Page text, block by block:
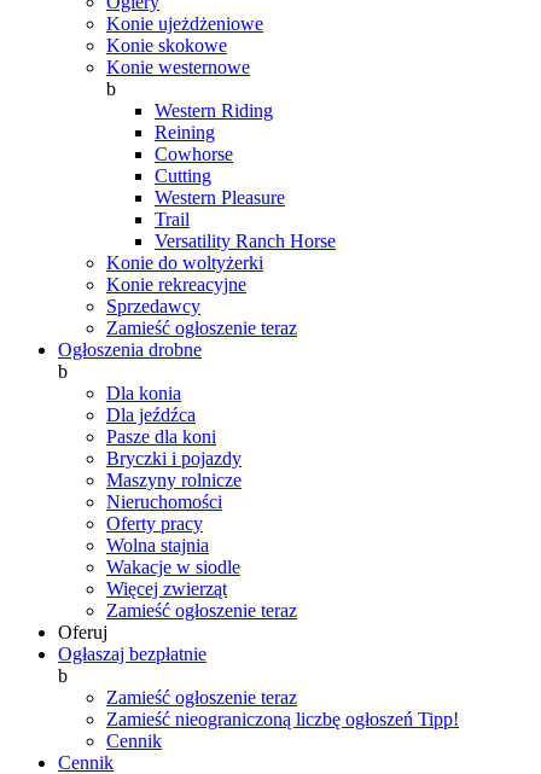
Konie ujeżdżeniowe
Konie skokowe
Konie westernowe
b
Western Riding
Reining
Cowhorse
Cutting
Western Pleasure
Trail
Versatility Ranch Horse
Konie do woltyżerki
Konie rekreacyjne
Sprzedawcy
Zamieść ogłoszenie teraz
Ogłoszenia drobne
b
Dla konia
Dla jeźdźca
Pasze dla koni
Bryczki i pojazdy
Maszyny rolnicze
Nieruchomości
Oferty pracy
Wolna stajnia
Wakacje w siodle
Więcej zwierząt
Zamieść ogłoszenie teraz
Oferuj
Ogłaszaj bezpłatnie
b
Zamieść ogłoszenie teraz
Zamieść nieograniczoną liczbę ogłoszeń Tipp!
Cennik
Cennik